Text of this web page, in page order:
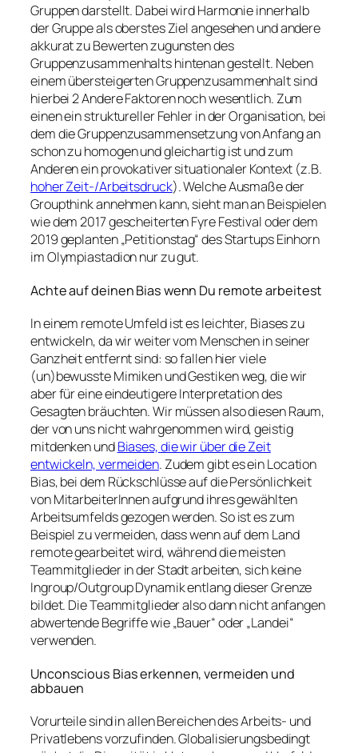
Gruppen darstellt. Dabei wird Harmonie innerhalb
der Gruppe als oberstes Ziel angesehen und andere
akkurat zu Bewerten zugunsten des
Gruppenzusammenhalts hintenan gestellt. Neben
einem übersteigerten Gruppenzusammenhalt sind
hierbei 2 Andere Faktoren noch wesentlich. Zum
einen ein struktureller Fehler in der Organisation, bei
dem die Gruppenzusammensetzung von Anfang an
schon zu homogen und gleichartig ist und zum
Anderen ein provokativer situationaler Kontext (z.B.
hoher Zeit-/Arbeitsdruck). Welche Ausmaße der
Groupthink annehmen kann, sieht man an Beispielen
wie dem 2017 gescheiterten Fyre Festival oder dem
2019 geplanten „Petitionstag“ des Startups Einhorn
im Olympiastadion nur zu gut.
Achte auf deinen Bias wenn Du remote arbeitest
In einem remote Umfeld ist es leichter, Biases zu
entwickeln, da wir weiter vom Menschen in seiner
Ganzheit entfernt sind: so fallen hier viele
(un)bewusste Mimiken und Gestiken weg, die wir
aber für eine eindeutigere Interpretation des
Gesagten bräuchten. Wir müssen also diesen Raum,
der von uns nicht wahrgenommen wird, geistig
mitdenken undBiases, die wir über die Zeit
entwickeln, vermeiden. Zudem gibt es ein Location
Bias, bei dem Rückschlüsse auf die Persönlichkeit
von MitarbeiterInnen aufgrund ihres gewählten
Arbeitsumfelds gezogen werden. So ist es zum
Beispiel zu vermeiden, dass wenn auf dem Land
remote gearbeitet wird, während die meisten
Teammitglieder in der Stadt arbeiten, sich keine
Ingroup/Outgroup Dynamik entlang dieser Grenze
bildet. Die Teammitglieder also dann nicht anfangen
abwertende Begriffe wie „Bauer“ oder „Landei“
verwenden.
Unconscious Bias erkennen, vermeiden und
abbauen
Vorurteile sind in allen Bereichen des Arbeits- und
Privatlebens vorzufinden. Globalisierungsbedingt